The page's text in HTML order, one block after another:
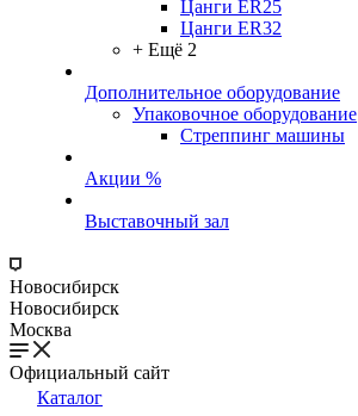
Цанги ER25
Цанги ER32
+ Ещё 2
Дополнительное оборудование
Упаковочное оборудование
Стреппинг машины
Акции %
Выставочный зал
Новосибирск
Новосибирск
Москва
Официальный сайт
Каталог